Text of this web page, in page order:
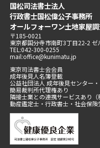
国松司法書士法人
行政書士国松偉公子事務所
オールフォーワン土地家屋調
〒185-0021
東京都国分寺市南町3丁目22-2 ゼ
TEL:042-300-0255
mail:office@kunimatu.jp
東京司法書士会会員
成年後見人名簿登載
公益社団法人 成年後見センター
簡易裁判所代理権あり
隣接士業との連携サービスあり
動産鑑定士・行政書士・社会保険